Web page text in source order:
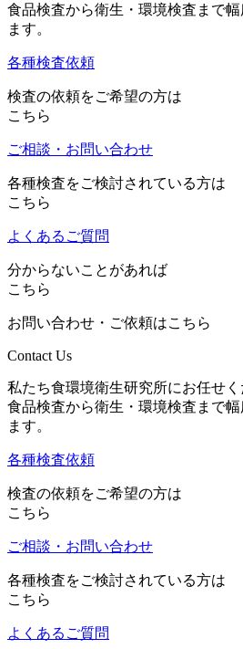
食品検査から衛生・環境検査まで
ます。
各種検査依頼
検査の依頼をご希望の方は
こちら
ご相談・お問い合わせ
各種検査をご検討されている方は
こちら
よくあるご質問
分からないことがあれば
こちら
お問い合わせ・ご依頼はこちら
Contact Us
私たち食環境衛生研究所にお任せく
食品検査から衛生・環境検査まで
ます。
各種検査依頼
検査の依頼をご希望の方は
こちら
ご相談・お問い合わせ
各種検査をご検討されている方は
こちら
よくあるご質問